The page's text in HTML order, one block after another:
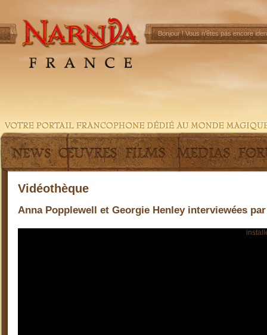
Bonjour !Vous n'êtes pas encore
Vidéothèque
Anna Popplewell et Georgie Henley interviewées